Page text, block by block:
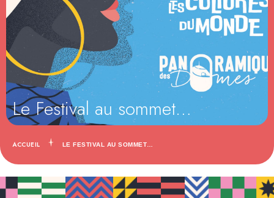
Le Festival au sommet…
ACCUEIL LE FESTIVAL AU SOMMET…